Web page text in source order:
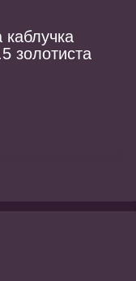
каблучка
золотиста